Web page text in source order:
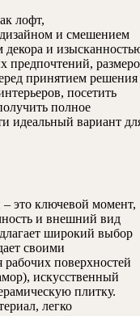
лофт,
и смешением
декора и
предпочтений,
принятием решения
посетить
полное
идеальный вариант
это ключевой момент,
и внешний вид
широкий выбор
своими
поверхностей
искусственный
плитку.
легко